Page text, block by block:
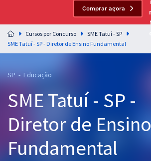
Residências Multiprofissionais
Preparação completa e intensiva para as principais
residências em saúde do Brasil
Cursos 20% OFF
Pós
Graduação
Comprar agora
Cursos por Concurso
SME Tatuí - SP
SME Tatuí - SP - Diretor de Ensino Fundamental
SP - Educação
SME Tatuí - SP -
Diretor de Ensino
Fundamental